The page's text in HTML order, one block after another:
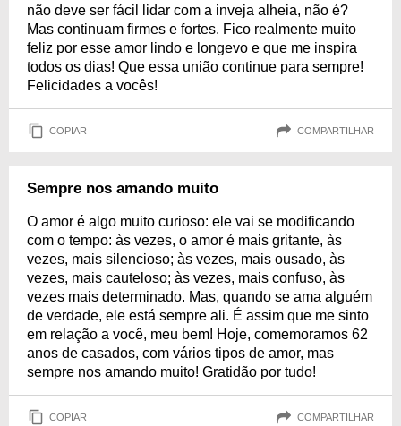
não deve ser fácil lidar com a inveja alheia, não é?
Mas continuam firmes e fortes. Fico realmente muito
feliz por esse amor lindo e longevo e que me inspira
todos os dias! Que essa união continue para sempre!
Felicidades a vocês!
COPIAR COMPARTILHAR
Sempre nos amando muito
O amor é algo muito curioso: ele vai se modificando
com o tempo: às vezes, o amor é mais gritante, às
vezes, mais silencioso; às vezes, mais ousado, às
vezes, mais cauteloso; às vezes, mais confuso, às
vezes mais determinado. Mas, quando se ama alguém
de verdade, ele está sempre ali. É assim que me sinto
em relação a você, meu bem! Hoje, comemoramos 62
anos de casados, com vários tipos de amor, mas
sempre nos amando muito! Gratidão por tudo!
COPIAR COMPARTILHAR